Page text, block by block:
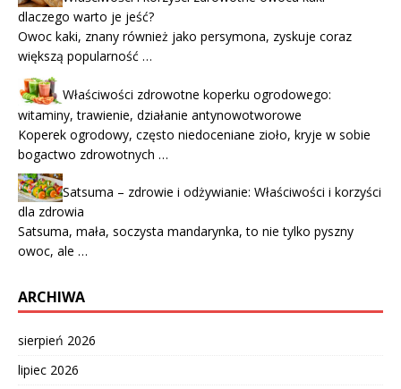
dlaczego warto je jeść?
Owoc kaki, znany również jako persymona, zyskuje coraz
większą popularność …
Właściwości zdrowotne koperku ogrodowego:
witaminy, trawienie, działanie antynowotworowe
Koperek ogrodowy, często niedoceniane zioło, kryje w sobie
bogactwo zdrowotnych …
Satsuma – zdrowie i odżywianie: Właściwości i korzyści
dla zdrowia
Satsuma, mała, soczysta mandarynka, to nie tylko pyszny
owoc, ale …
ARCHIWA
sierpień 2026
lipiec 2026